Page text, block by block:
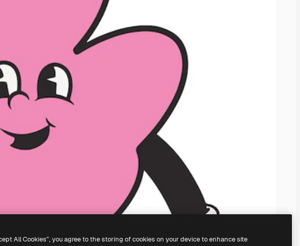
All Cookies”, you agree to the storing of cookies on your device to enhance site